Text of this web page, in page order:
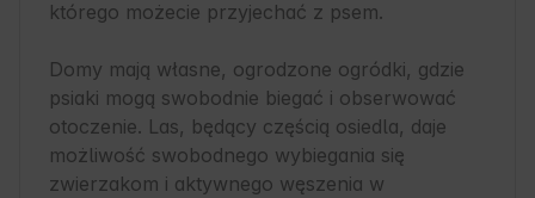
którego możecie przyjechać z psem.
Domy mają własne, ogrodzone ogródki, gdzie
psiaki mogą swobodnie biegać i obserwować
otoczenie. Las, będący częścią osiedla, daje
możliwość swobodnego wybiegania się
zwierzakom i aktywnego węszenia w